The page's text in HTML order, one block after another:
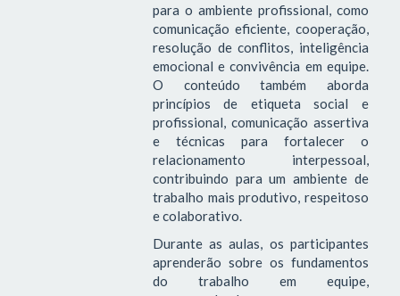
para o ambiente profissional, como
comunicação eficiente, cooperação,
resolução de conflitos, inteligência
emocional e convivência em equipe.
O conteúdo também aborda
princípios de etiqueta social e
profissional, comunicação assertiva
e técnicas para fortalecer o
relacionamento interpessoal,
contribuindo para um ambiente de
trabalho mais produtivo, respeitoso
e colaborativo.
Durante as aulas, os participantes
aprenderão sobre os fundamentos
do trabalho em equipe,